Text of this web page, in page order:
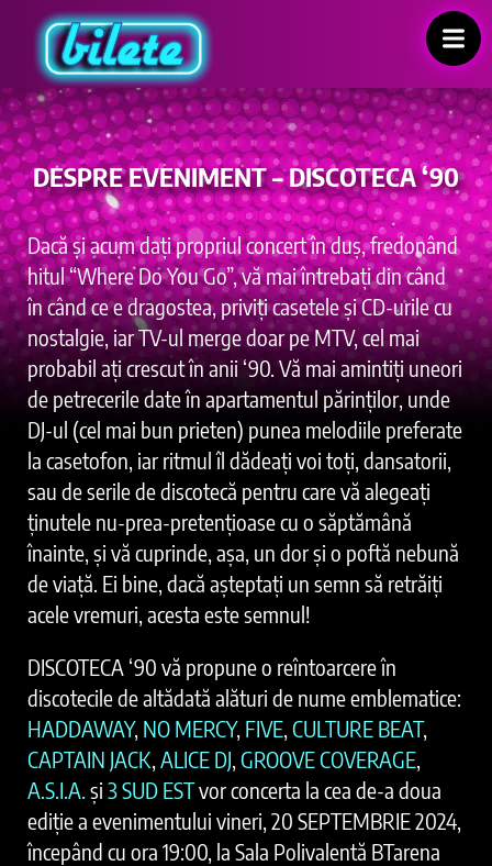
DESPRE EVENIMENT – DISCOTECA ‘90
Dacă și acum dați propriul concert în duș, fredonând
hitul “Where Do You Go”, vă mai întrebați din când
în când ce e dragostea, priviți casetele și CD-urile cu
nostalgie, iar TV-ul merge doar pe MTV, cel mai
probabil ați crescut în anii ‘90. Vă mai amintiți uneori
de petrecerile date în apartamentul părinților, unde
DJ-ul (cel mai bun prieten) punea melodiile preferate
la casetofon, iar ritmul îl dădeați voi toți, dansatorii,
sau de serile de discotecă pentru care vă alegeați
ținutele nu-prea-pretențioase cu o săptămână
înainte, și vă cuprinde, așa, un dor și o poftă nebună
de viață. Ei bine, dacă așteptați un semn să retrăiți
acele vremuri, acesta este semnul!
DISCOTECA ‘90 vă propune o reîntoarcere în
discotecile de altădată alături de nume emblematice:
HADDAWAY, NO MERCY, FIVE CULTURE BEAT,
CAPTAIN JACK ALICE DJ GROOVE COVERAGE
A.S.I.A. și 3 SUD ESTvor concerta la cea de-a doua
ediție a evenimentului vineri, 20 SEPTEMBRIE 2024,
începând cu ora 19:00, la Sala Polivalentă BTarena